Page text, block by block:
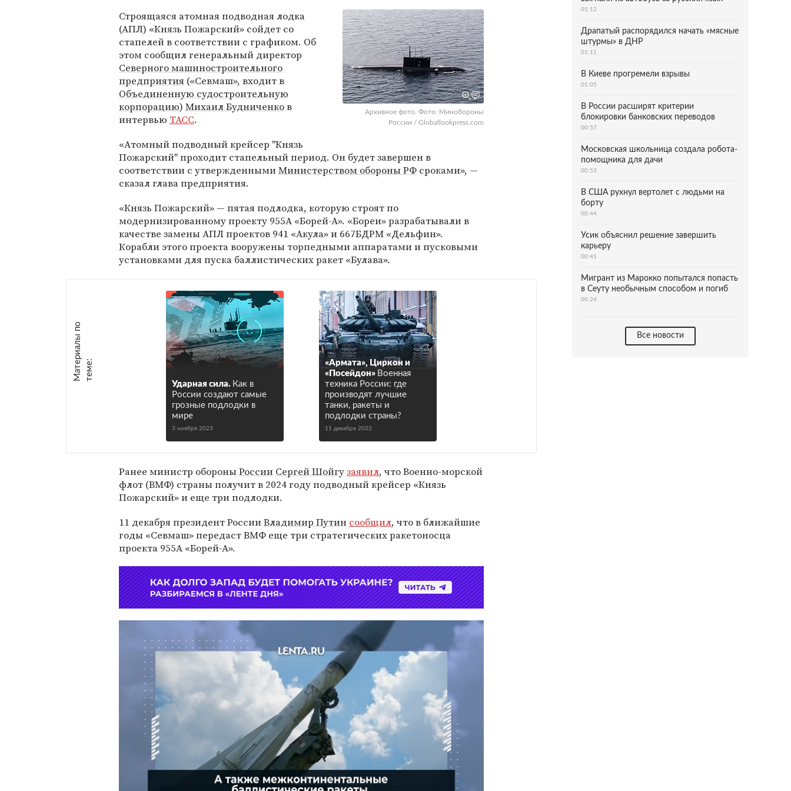
Архивное фото. Фото: Минобороны
России / Globallookpress.com
Строящаяся атомная подводная лодка
(АПЛ) «Князь Пожарский» сойдет со
стапелей в соответствии с графиком. Об
этом сообщил генеральный директор
Северного машиностроительного
предприятия («Севмаш», входит в
Объединенную судостроительную
корпорацию) Михаил Будниченков
интервью ТАСС.
«Атомный подводный крейсер "Князь
Пожарский" проходит стапельный период. Он будет завершен в
соответствии с утвержденнымиМинистерством обороны РФ сроками», —
сказал глава предприятия.
«Князь Пожарский» — пятая подлодка, которую строят по
модернизированному проекту 955А «Борей-А». «Бореи» разрабатывали в
качестве замены АПЛ проектов 941 «Акула» и 667БДРМ «Дельфин».
Корабли этого проекта вооружены торпедными аппаратами и пусковыми
установками для пуска баллистических ракет «Булава».
М
а
т е
р
и
а
л
ы
п
о
т
е
м
е :
Ударная сила. Как в
России создают самые
грозные подлодки в
мире
3 ноября 2023
«Армата», Циркон и
«Посейдон» Военная
техника России: где
производят лучшие
танки, ракеты и
подлодки страны?
11 декабря 2022
Ранее министр обороныРоссии Сергей Шойгузаявил, что Военно-морской
флот (ВМФ) страны получит в 2024 году подводный крейсер «Князь
Пожарский» и еще три подлодки.
11 декабря президент РоссииВладимир Путин сообщил, что в ближайшие
годы «Севмаш» передаст ВМФ еще три стратегических ракетоносца
проекта 955А «Борей-А».
01:12
Драпатый распорядился начать «мясные
штурмы» в ДНР
01:11
В Киеве прогремели взрывы
01:05
В России расширят критерии
блокировки банковских переводов
00:57
Московская школьница создала робота-
помощника для дачи
00:53
В США рухнул вертолет с людьми на
борту
00:44
Усик объяснил решение завершить
карьеру
00:41
Мигрант из Марокко попытался попасть
в Сеуту необычным способом и погиб
00:24
Все новости